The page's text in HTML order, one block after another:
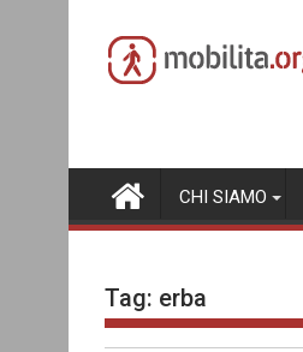
content
CHI SIAMO
Tag: erba